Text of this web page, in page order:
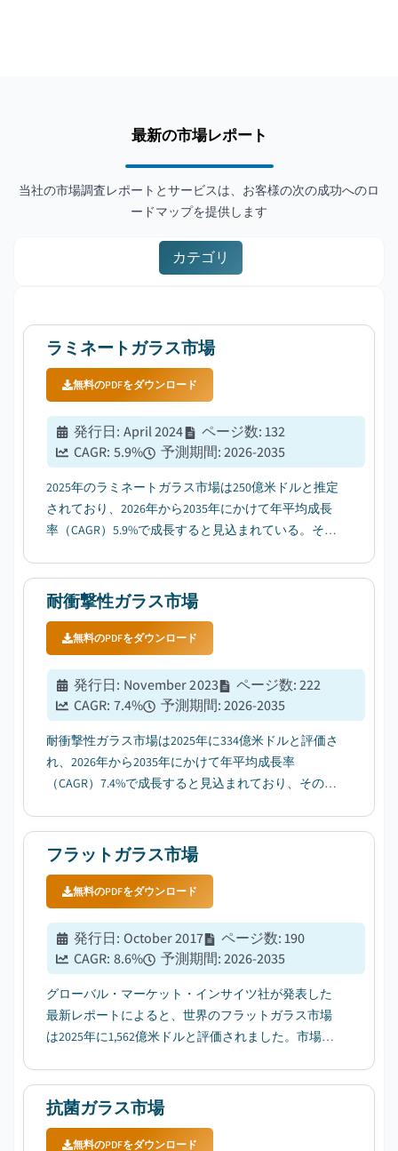
最新の市場レポート
当社の市場調査レポートとサービスは、お客様の次の成功へのロ
ードマップを提供します
カテゴリ
ラミネートガラス市場
無料のPDFをダウンロード
発行日: April 2024 ページ数:132
CAGR: 5.9% 予測期間:2026-2035
2025年のラミネートガラス市場は250億米ドルと推定
されており、2026年から2035年にかけて年平均成長
率（CAGR）5.9%で成長すると見込まれている。その
耐衝撃性ガラス市場
無料のPDFをダウンロード
発行日: November 2023 ページ数:222
CAGR: 7.4% 予測期間:2026-2035
耐衝撃性ガラス市場は2025年に334億米ドルと評価さ
れ、2026年から2035年にかけて年平均成長率
（CAGR）7.4%で成長すると見込まれており、その要
フラットガラス市場
無料のPDFをダウンロード
発行日: October 2017 ページ数:190
CAGR: 8.6% 予測期間:2026-2035
グローバル・マーケット・インサイツ社が発表した
最新レポートによると、世界のフラットガラス市場
は2025年に1,562億米ドルと評価されました。市場は
されています。...
抗菌ガラス市場
無料のPDFをダウンロード